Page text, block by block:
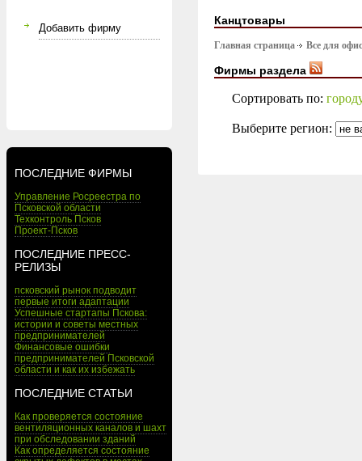
Добавить фирму
ПОСЛЕДНИЕ ФИРМЫ
Управление Росреестра по
Псковской области
Техконтроль Псков
Проект-Псков
ПОСЛЕДНИЕ ПРЕСС-
РЕЛИЗЫ
псковский рынок подводит
первые итоги адаптации
Успешные стартапы Пскова:
истории и советы местных
предпринимателей
Финансовые ошибки
предпринимателей Псковской
области и как их избежать
ПОСЛЕДНИЕ СТАТЬИ
Как проверяется состояние
вентиляционных каналов и шахт
при обследовании зданий
Как определяется состояние
Канцтовары
Главная страница Все для
Фирмы раздела
Сортировать по:
Выберите регион: